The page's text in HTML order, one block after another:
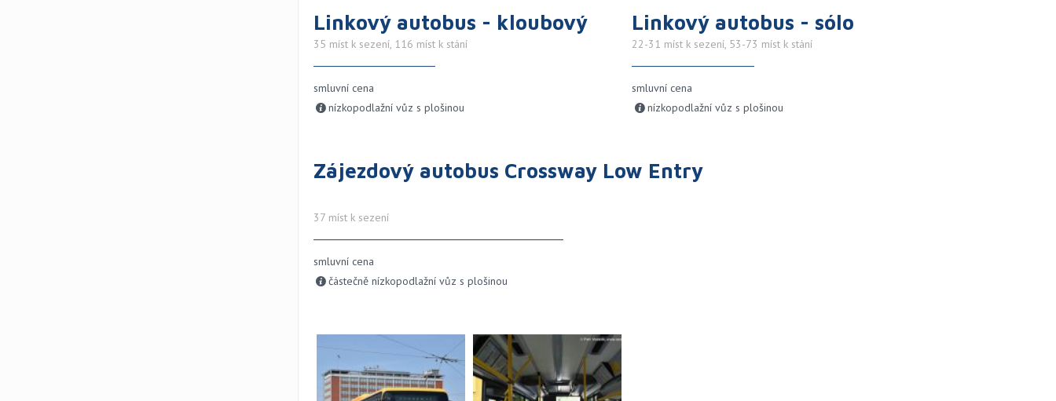
Linkový autobus - kloubový
35 míst k sezení, 116 míst k stání
smluvní cena
nízkopodlažní vůz s plošinou
Linkový autobus - sólo
22-31 míst k sezení, 53-73 míst k stání
smluvní cena
nízkopodlažní vůz s plošinou
Zájezdový autobus Crossway Low Entry
37 míst k sezení
smluvní cena
částečně nízkopodlažní vůz s plošinou